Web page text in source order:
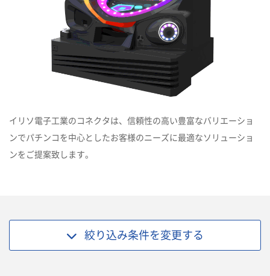
イリソ電子工業のコネクタは、信頼性の高い豊富なバリエーショ
ンでパチンコを中心としたお客様のニーズに最適なソリューショ
ンをご提案致します。
絞り込み条件を変更する